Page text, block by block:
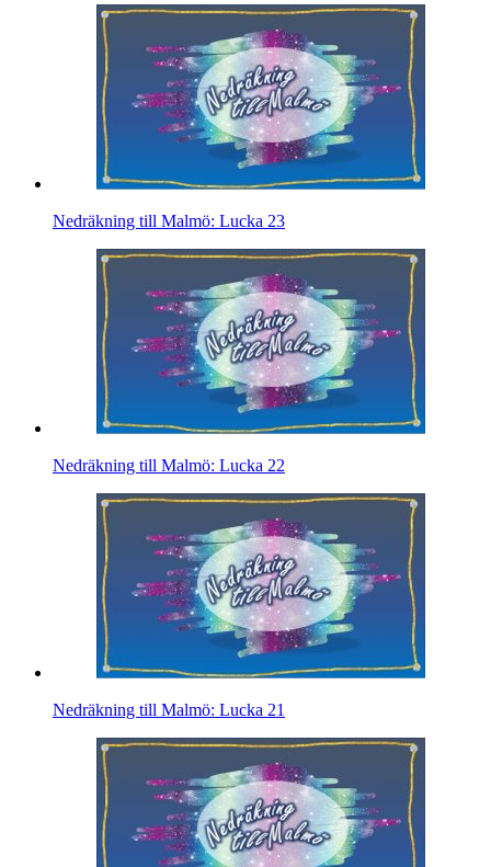
Nedräkning till Malmö: Lucka 23
Nedräkning till Malmö: Lucka 22
Nedräkning till Malmö: Lucka 21